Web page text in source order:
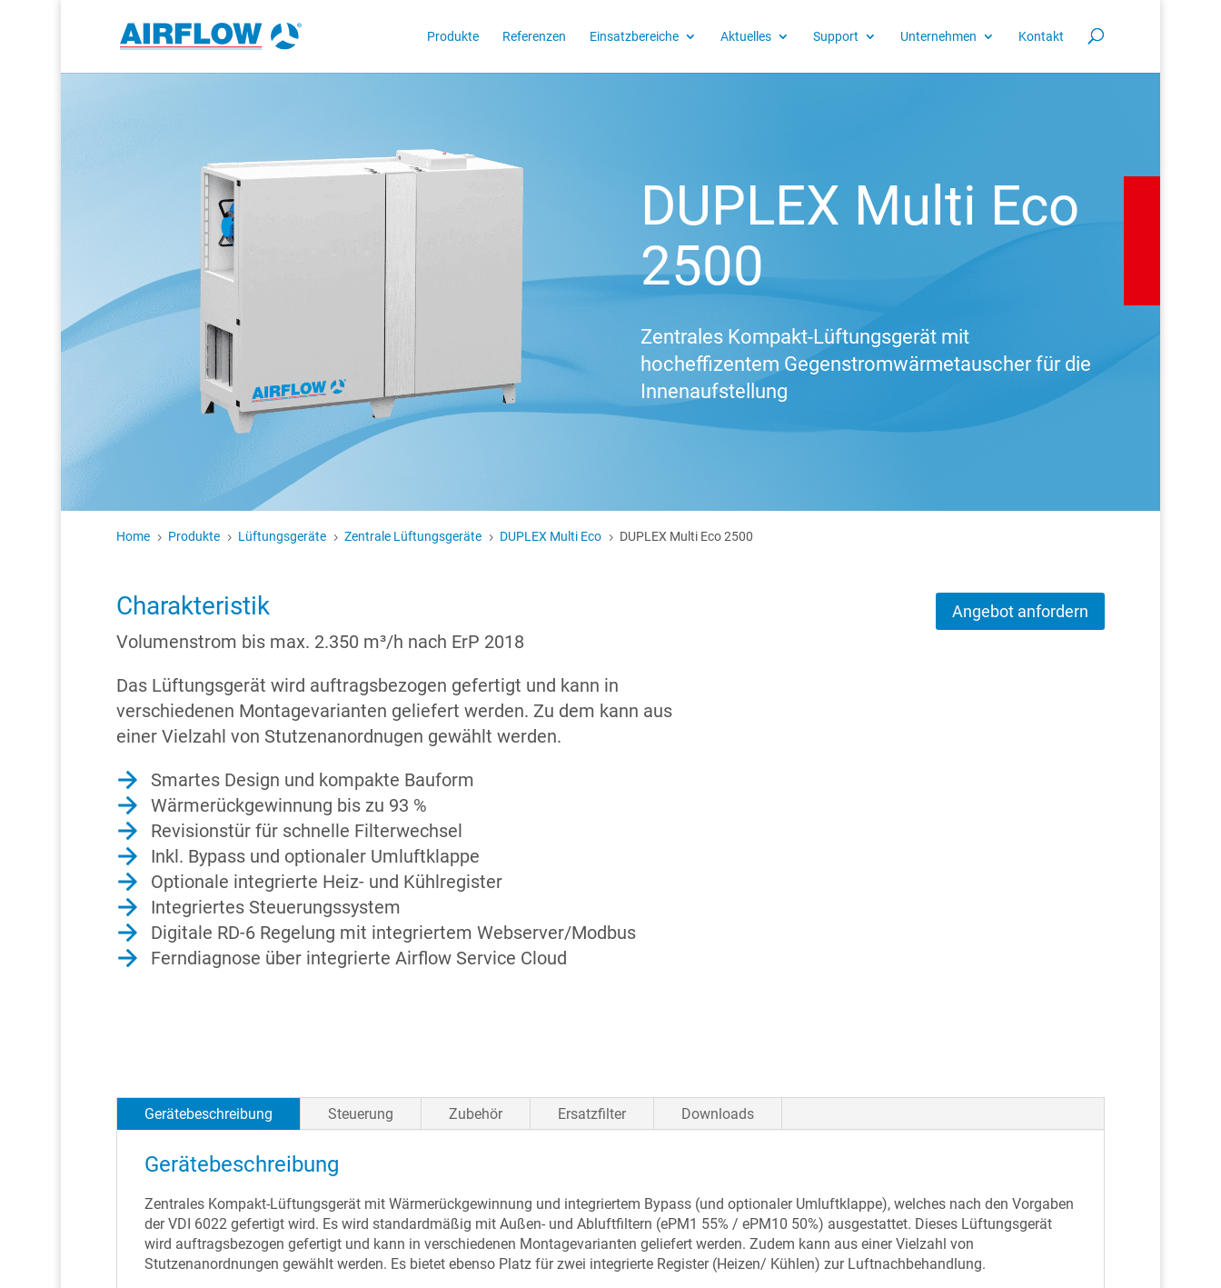
Produkte Referenzen Einsatzbereiche Aktuelles Support Unternehmen Kontakt
DUPLEX Multi Eco
2500
Zentrales Kompakt-Lüftungsgerät mit
hocheffizentem Gegenstromwärmetauscher für die
Innenaufstellung
Home 5 Produkte 5 Lüftungsgeräte 5 Zentrale Lüftungsgeräte 5 DUPLEX Multi Eco 5 DUPLEX Multi Eco 2500
Charakteristik
Volumenstrom bis max. 2.350 m³/h nach ErP 2018
Das Lüftungsgerät wird auftragsbezogen gefertigt und kann in
verschiedenen Montagevarianten geliefert werden. Zu dem kann aus
einer Vielzahl von Stutzenanordnugen gewählt werden.
Smartes Design und kompakte Bauform
Wärmerückgewinnung bis zu 93 %
Revisionstür für schnelle Filterwechsel
Inkl. Bypass und optionaler Umluftklappe
Optionale integrierte Heiz- und Kühlregister
Integriertes Steuerungssystem
Digitale RD-6 Regelung mit integriertem Webserver/Modbus
Ferndiagnose über integrierte Airflow Service Cloud
Angebot anfordern
Gerätebeschreibung Steuerung Zubehör Ersatzfilter Downloads
Gerätebeschreibung
Zentrales Kompakt-Lüftungsgerät mit Wärmerückgewinnung und integriertem Bypass (und optionaler Umluftklappe), welches nach den Vorgaben
der VDI 6022 gefertigt wird. Es wird standardmäßig mit Außen- und Abluftfiltern (ePM1 55% / ePM10 50%) ausgestattet. Dieses Lüftungsgerät
wird auftragsbezogen gefertigt und kann in verschiedenen Montagevarianten geliefert werden. Zudem kann aus einer Vielzahl von
Stutzenanordnungen gewählt werden. Es bietet ebenso Platz für zwei integrierte Register (Heizen/ Kühlen) zur Luftnachbehandlung.